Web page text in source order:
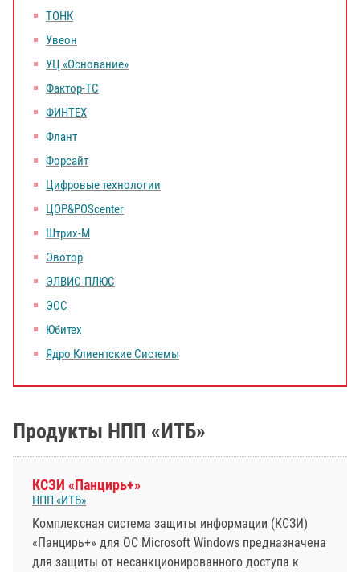
ТОНК
Увеон
УЦ «Основание»
Фактор-ТС
ФИНТЕХ
Флант
Форсайт
Цифровые технологии
ЦОР&POScenter
Штрих-М
Эвотор
ЭЛВИС-ПЛЮС
ЭОС
Юбитех
Ядро Клиентские Системы
Продукты НПП «ИТБ»
КСЗИ «Панцирь+»
НПП «ИТБ»
Комплексная система защиты информации (КСЗИ)
«Панцирь+» для ОС Microsoft Windows предназначена
для защиты от несанкционированного доступа к